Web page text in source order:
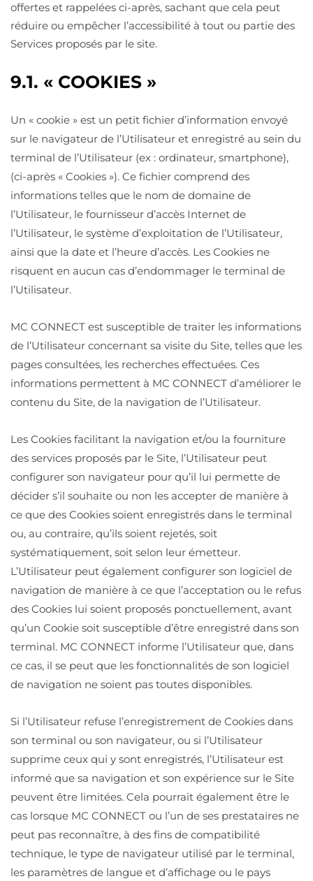
offertes et rappelées ci-après, sachant que cela peut
réduire ou empêcher l’accessibilité à tout ou partie des
Services proposés par le site.
9.1. « COOKIES »
Un « cookie » est un petit fichier d’information envoyé
sur le navigateur de l’Utilisateur et enregistré au sein du
terminal de l’Utilisateur (ex : ordinateur, smartphone),
(ci-après « Cookies »). Ce fichier comprend des
informations telles que le nom de domaine de
l’Utilisateur, le fournisseur d’accès Internet de
l’Utilisateur, le système d’exploitation de l’Utilisateur,
ainsi que la date et l’heure d’accès. Les Cookies ne
risquent en aucun cas d’endommager le terminal de
l’Utilisateur.
MC CONNECT est susceptible de traiter les informations
de l’Utilisateur concernant sa visite du Site, telles que les
pages consultées, les recherches effectuées. Ces
informations permettent à MC CONNECT d’améliorer le
contenu du Site, de la navigation de l’Utilisateur.
Les Cookies facilitant la navigation et/ou la fourniture
des services proposés par le Site, l’Utilisateur peut
configurer son navigateur pour qu’il lui permette de
décider s’il souhaite ou non les accepter de manière à
ce que des Cookies soient enregistrés dans le terminal
ou, au contraire, qu’ils soient rejetés, soit
systématiquement, soit selon leur émetteur.
L’Utilisateur peut également configurer son logiciel de
navigation de manière à ce que l’acceptation ou le refus
des Cookies lui soient proposés ponctuellement, avant
qu’un Cookie soit susceptible d’être enregistré dans son
terminal. MC CONNECT informe l’Utilisateur que, dans
ce cas, il se peut que les fonctionnalités de son logiciel
de navigation ne soient pas toutes disponibles.
Si l’Utilisateur refuse l’enregistrement de Cookies dans
son terminal ou son navigateur, ou si l’Utilisateur
supprime ceux qui y sont enregistrés, l’Utilisateur est
informé que sa navigation et son expérience sur le Site
peuvent être limitées. Cela pourrait également être le
cas lorsque MC CONNECT ou l’un de ses prestataires ne
peut pas reconnaître, à des fins de compatibilité
technique, le type de navigateur utilisé par le terminal,
les paramètres de langue et d’affichage ou le pays